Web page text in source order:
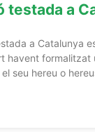
testada a
a Catalunya
havent formalitzat
seu hereu o